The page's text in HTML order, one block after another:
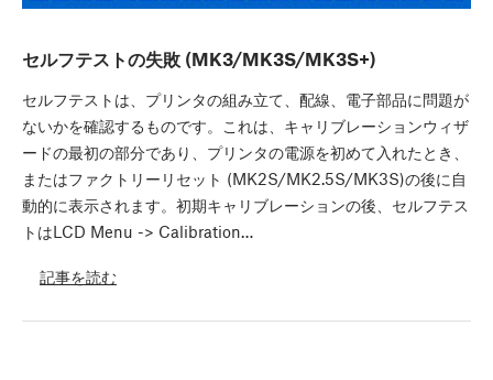
セルフテストの失敗 (MK3/MK3S/MK3S+)
セルフテストは、プリンタの組み立て、配線、電子部品に問題が
ないかを確認するものです。これは、キャリブレーションウィザ
ードの最初の部分であり、プリンタの電源を初めて入れたとき、
またはファクトリーリセット (MK2S/MK2.5S/MK3S)の後に自
動的に表示されます。初期キャリブレーションの後、セルフテス
トはLCD Menu -> Calibration…
記事を読む